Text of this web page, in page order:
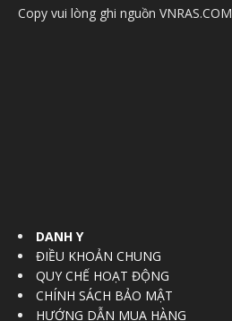
Copy vui lòng ghi nguồn VNRAS.COM
DANH Y
ĐIỀU KHOẢN CHUNG
QUY CHẾ HOẠT ĐỘNG
CHÍNH SÁCH BẢO MẬT
HƯỚNG DẪN MUA HÀNG